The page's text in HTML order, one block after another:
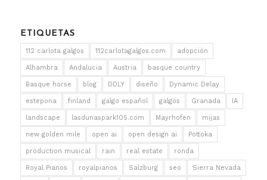
ETIQUETAS
112 carlota galgos 112carlotagalgos.com adopción
Alhambra Andalucia Austria basque country
Basque horse blog DDLY diseño Dynamic Delay
estepona finland galgo español galgos Granada IA
landscape lasdunaspark105.com Mayrhofen mijas
new golden mile open ai open design ai Pottoka
production musical rain real estate ronda
Royal Pianos royalpianos Salzburg seo Sierra Nevada